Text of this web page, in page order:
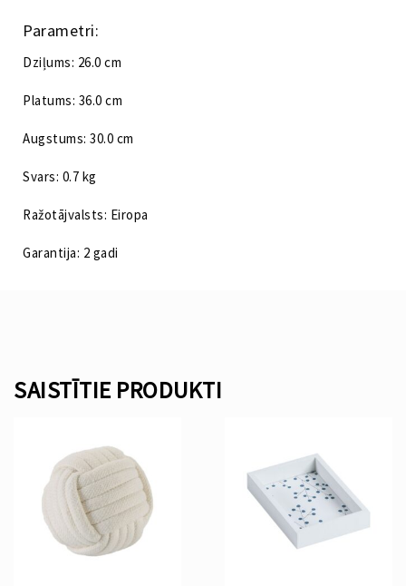
Parametri:
Dziļums: 26.0 cm
Platums: 36.0 cm
Augstums: 30.0 cm
Svars: 0.7 kg
Ražotājvalsts: Eiropa
Garantija: 2 gadi
SAISTĪTIE PRODUKTI